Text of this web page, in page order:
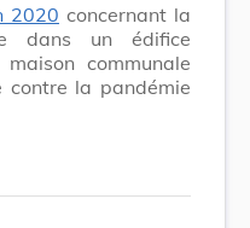
2020 concernant la
dans un édifice
communale
la pandémie